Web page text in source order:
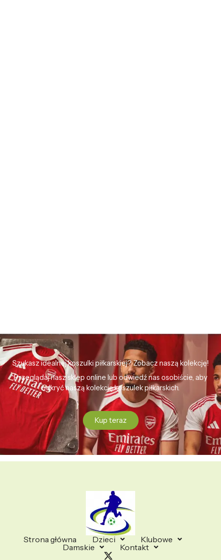
Szukasz idealnej koszulki piłkarskiej? Zobacz naszą kolekcję!
Przeglądaj nasz sklep online lub odwiedź nas osobiście, aby
odkryć naszą kolekcję koszulek piłkarskich.
Kup teraz
Strona główna Dzieci
Klubowe
Damskie
Kontakt